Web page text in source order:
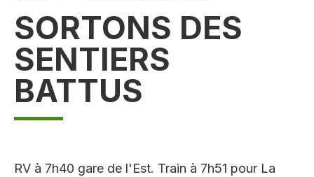
SORTONS DES
SENTIERS
BATTUS
RV à 7h40 gare de l'Est. Train à 7h51 pour La